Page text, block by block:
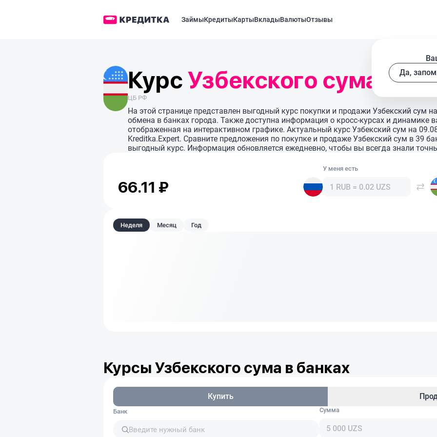
ЗаймыКредитыКартыВкладыВалютыОтзывы
Да,
КурсУзбекского сума
ЦБ РФ
На этой странице представлен выгодный курс покупки и продажи Узбекский сум
обмена в банках города. Также доступна информация о кросс-курсах и динамике
отображенная на интерактивном графике. Актуальный курс Узбекский сум на
Kreditka.Expert. Сравните предложения по покупке и продаже Узбекский сум в 39
выгодный курс. Информация обновляется ежедневно, чтобы вы всегда знали
66.11 ₽
У меня есть
Неделя Месяц Год
Курсы Узбекского сума в банках
Купить
Банк Сумма